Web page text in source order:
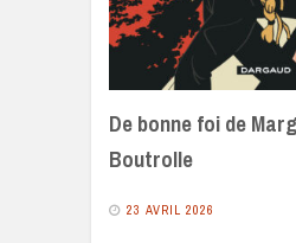
De bonne foi de
Boutrolle
23 AVRIL 2026